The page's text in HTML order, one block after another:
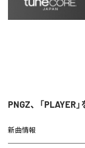
PNGZ、「PLAYER
新曲情報